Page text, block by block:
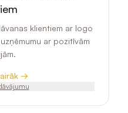
klientiem ar logo
ar pozitīvām
→